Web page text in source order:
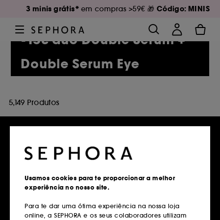
3 minis grátis* em compras >59€ 🎁 Código: MINIS
-15€ duo Double Serum +
Double Serum Eye
5,149 Produtos
em compras superiores a 39€
Devoluções
Usamos cookies para te proporcionar a melhor
experiência no nosso site.
Para te dar uma ótima experiência na nossa loja
online, a SEPHORA e os seus colaboradores utilizam